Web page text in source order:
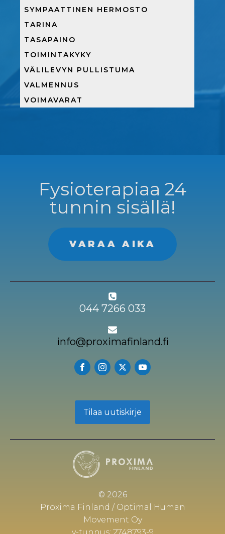
SYMPAATTINEN HERMOSTO
TARINA
TASAPAINO
TOIMINTAKYKY
VÄLILEVYN PULLISTUMA
VALMENNUS
VOIMAVARAT
Fysioterapiaa 24
tunnin sisällä!
VARAA AIKA
044 7266 033
info@proximafinland.fi
Tilaa uutiskirje
© 2026
Proxima Finland / Optimal Human
Movement Oy